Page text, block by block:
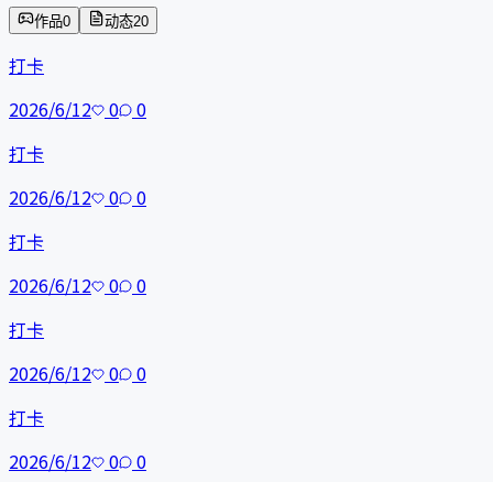
作品0 动态20
打卡
2026/6/12
0
0
打卡
2026/6/12
0
0
打卡
2026/6/12
0
0
打卡
2026/6/12
0
0
打卡
2026/6/12
0
0